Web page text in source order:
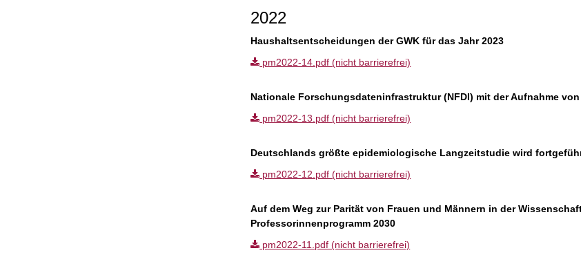
2022
Haushaltsentscheidungen der GWK für das Jahr 2023
pm2022-14.pdf (nicht barrierefrei)
Nationale Forschungsdateninfrastruktur (NFDI) mit der Aufnahme
pm2022-13.pdf (nicht barrierefrei)
Deutschlands größte epidemiologische Langzeitstudie wird
pm2022-12.pdf (nicht barrierefrei)
Auf dem Weg zur Parität von Frauen und Männern in der
Professorinnenprogramm 2030
pm2022-11.pdf (nicht barrierefrei)